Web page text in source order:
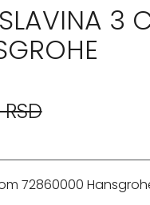
3
72860000